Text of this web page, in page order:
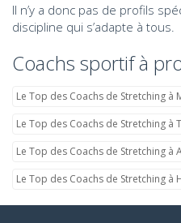
Il n’y a donc pas de profils
discipline qui s’adapte à tous.
Coachs sportif à
Le Top des Coachs de Stretching à
Le Top des Coachs de Stretching à
Le Top des Coachs de Stretching à
Le Top des Coachs de Stretching à